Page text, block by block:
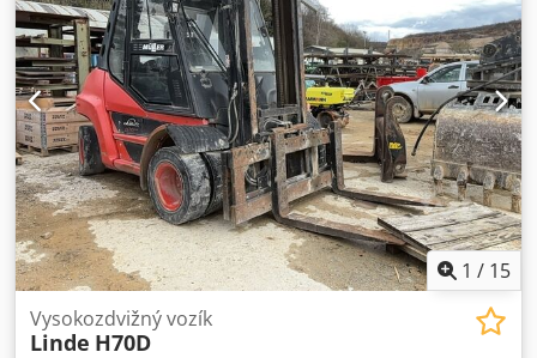
použití a plně funkční Technický stav: dobrý Přední
pneumatiky, typ: Superelastické Stav předních pneumatik:
80–100 % Zadní pneumatiky, typ: Superelastické Stav
zadních pneumatik: 80–100 % Zařízení pro nastavení vidlic,
dvojitá paletová svorka, 3. hydraulický okruh, 4. hydraulický
okruh, topení, filtr pevných částic, STVZO (německé
předpisy pro silniční vozidla), plná kabina, plný volný
zdvih, certifikát CE, vyhřívané sedadlo, LED osvětlení,
sedadlo, pouze na straně vozidla
1 / 15
Vysokozdvižný vozík
Linde H70D